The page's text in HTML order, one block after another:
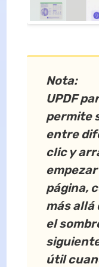
Nota:
UPDF
permite
entre
clic y
página,
más allá
el
útil